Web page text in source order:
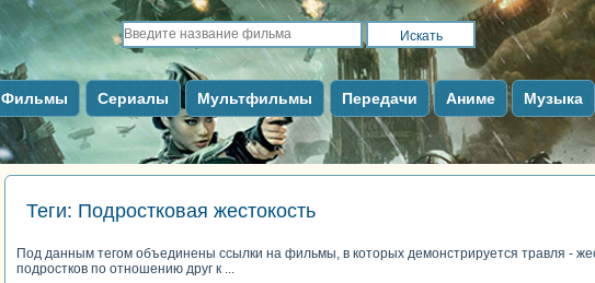
Фильмы Сериалы Мультфильмы Передачи Аниме Музыка
Теги: Подростковая жестокость
Под данным тегом объединены ссылки на фильмы, в которых демонстрируется травля -
подростков по отношению друг к ...